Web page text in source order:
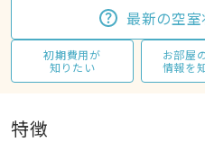
最新の空
初期費用が
知りたい
お部屋
情報を
特徴